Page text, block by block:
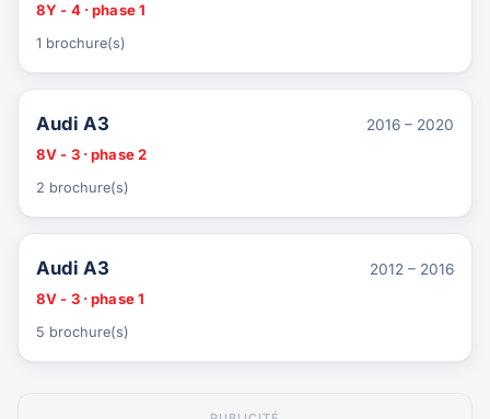
8Y - 4 · phase 1
1 brochure(s)
Audi A3
2016 – 2020
8V - 3 · phase 2
2 brochure(s)
Audi A3
2012 – 2016
8V - 3 · phase 1
5 brochure(s)